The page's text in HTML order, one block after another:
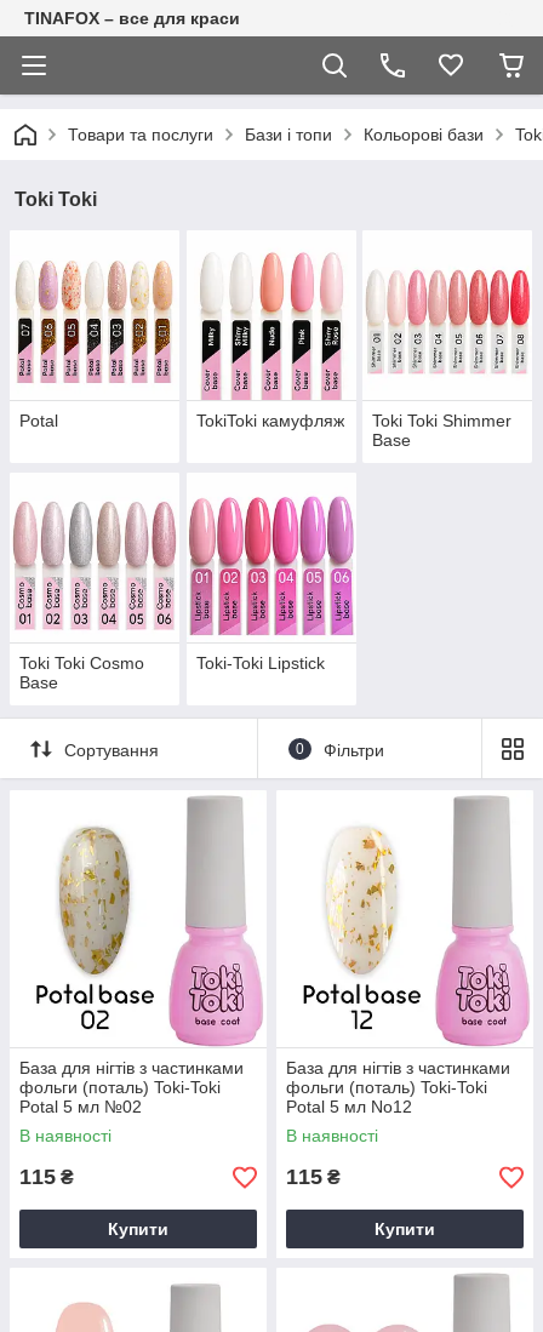
TINAFOX – все для краси
Товари та послуги Бази і топи Кольорові бази
Toki Toki
Potal TokiToki камуфляж
Toki Toki Shimmer
Base
Toki Toki Cosmo
Base
Toki-Toki Lipstick
Сортування 0 Фільтри
База для нігтів з частинками
фольги (поталь) Toki-Toki
Potal 5 мл №02
В наявності
115 ₴
Купити
База для нігтів з частинками
фольги (поталь) Toki-Toki
Potal 5 мл No12
В наявності
115 ₴
Купити